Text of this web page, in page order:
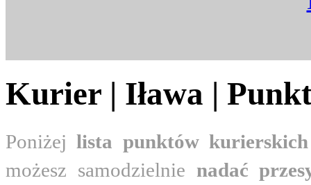
Kurier | Iława |
Poniżejlista punktów kurierskich
możesz samodzielnie nadać